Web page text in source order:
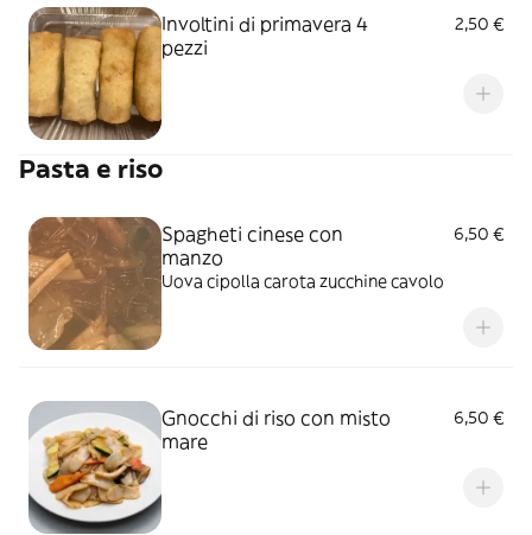
Involtini di primavera 4
pezzi
2,50 €
Pasta e riso
Spagheti cinese con
manzo
6,50 €
Uova cipolla carota zucchine cavolo
Gnocchi di riso con misto
mare
6,50 €